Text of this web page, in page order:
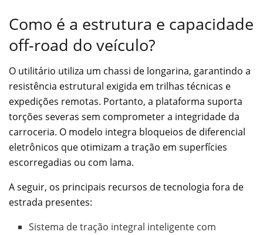
Como é a estrutura e capacidade
off-road do veículo?
O utilitário utiliza um chassi de longarina, garantindo a
resistência estrutural exigida em trilhas técnicas e
expedições remotas. Portanto, a plataforma suporta
torções severas sem comprometer a integridade da
carroceria. O modelo integra bloqueios de diferencial
eletrônicos que otimizam a tração em superfícies
escorregadias ou com lama.
A seguir, os principais recursos de tecnologia fora de
estrada presentes:
Sistema de tração integral inteligente com